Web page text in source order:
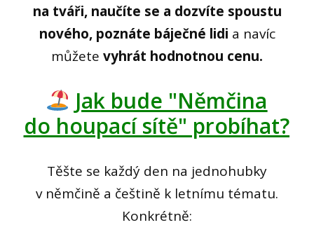
na tváři, naučíte se a dozvíte spoustu
nového, poznáte báječné lidi a navíc
můžete vyhrát hodnotnou cenu.
Jak bude "Němčina
do houpací sítě" probíhat?
Těšte se každý den na jednohubky
v němčině a češtině k letnímu tématu.
Konkrétně: